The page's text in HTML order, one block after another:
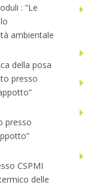
: “Le
ambientale
della posa
presso
presso
CSPMI
delle